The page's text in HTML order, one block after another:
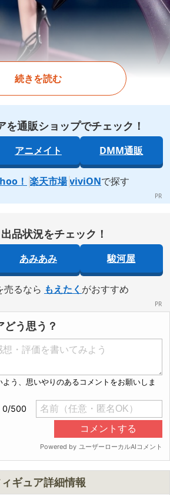
続きを読む
を通販ショップでチェック！
アニメイト DMM通販
！ 楽天市場 viviONで探す
品状況をチェック！
あみあみ 駿河屋
売るなら もえたく がおすすめ
どう思う？
ギュア詳細情報